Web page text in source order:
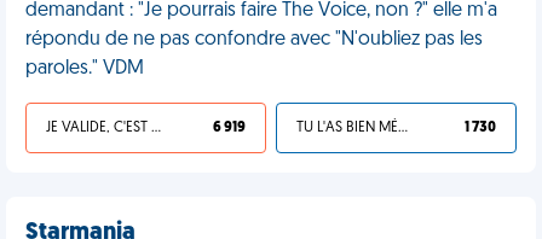
demandant : "Je pourrais faire The Voice, non ?" elle m'a
répondu de ne pas confondre avec "N'oubliez pas les
paroles." VDM
JE VALIDE, C'EST UNE VDM 6 919 TU L'AS BIEN MÉRITÉ 1 730
Starmania